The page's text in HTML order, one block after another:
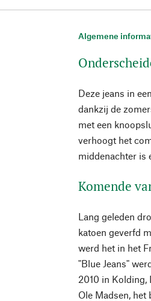
Algemene
Deze jeans in
dankzij de
met een
verhoogt het
middenachter is
Komende
Lang geleden
katoen geverfd
werd het in het
"Blue Jeans"
2010 in Kolding,
Ole Madsen,